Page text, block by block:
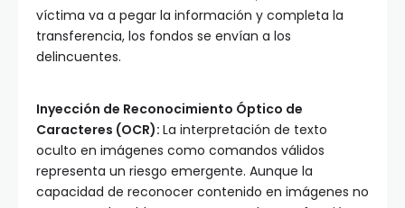
víctima va a pegar la información y completa la
transferencia, los fondos se envían a los
delincuentes.
Inyección de Reconocimiento Óptico de
Caracteres (OCR): La interpretación de texto
oculto en imágenes como comandos válidos
representa un riesgo emergente. Aunque la
capacidad de reconocer contenido en imágenes no